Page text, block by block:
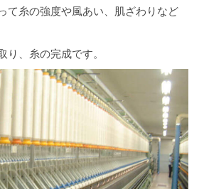
て糸の強度や風あい、肌ざわりなど
り、糸の完成です。